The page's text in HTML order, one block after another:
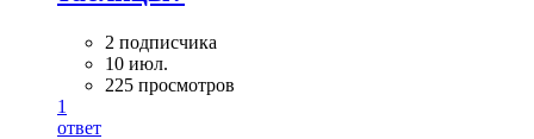
2 подписчика
10 июл.
225 просмотров
1
ответ